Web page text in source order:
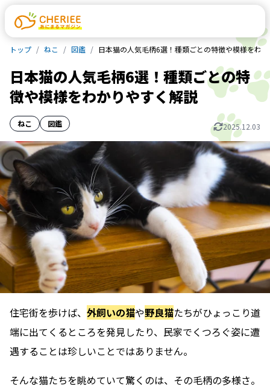
トップ ねこ 図鑑 日本猫の人気毛柄6選！種類ごとの特徴や模様をわ
日本猫の人気毛柄6選！種類ごとの特
徴や模様をわかりやすく解説
ねこ 図鑑 2025.12.03
住宅街を歩けば、 外飼いの猫や野良猫たちがひょっこり道
端に出てくるところを発見したり、民家でくつろぐ姿に遭
遇することは珍しいことではありません。
そんな猫たちを眺めていて驚くのは、その毛柄の多様さ。